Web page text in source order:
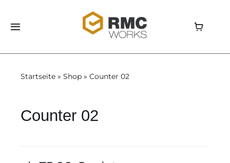
Toggle
Aluvision
Startseite» Shop» Counter 02
Counter 02